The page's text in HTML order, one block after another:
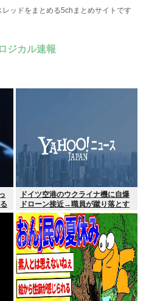
ッドをまとめる5chまとめサイトです
ロジカル速報
ドイツ空港のウクライナ機に自爆
ドローン接近→職員が蹴り落とす
→偶然起爆装置が壊れセーフ